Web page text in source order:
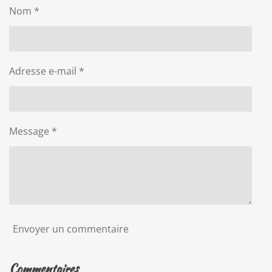
Nom *
Adresse e-mail *
Message *
Envoyer un commentaire